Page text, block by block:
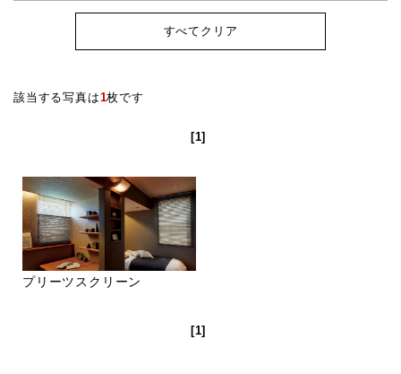
すべてクリア
該当する写真は1枚です
[1]
プリーツスクリーン
[1]